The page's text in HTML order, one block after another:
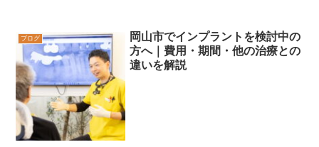
ブログ
岡山市でインプラントを検討中の
方へ｜費用・期間・他の治療との
違いを解説